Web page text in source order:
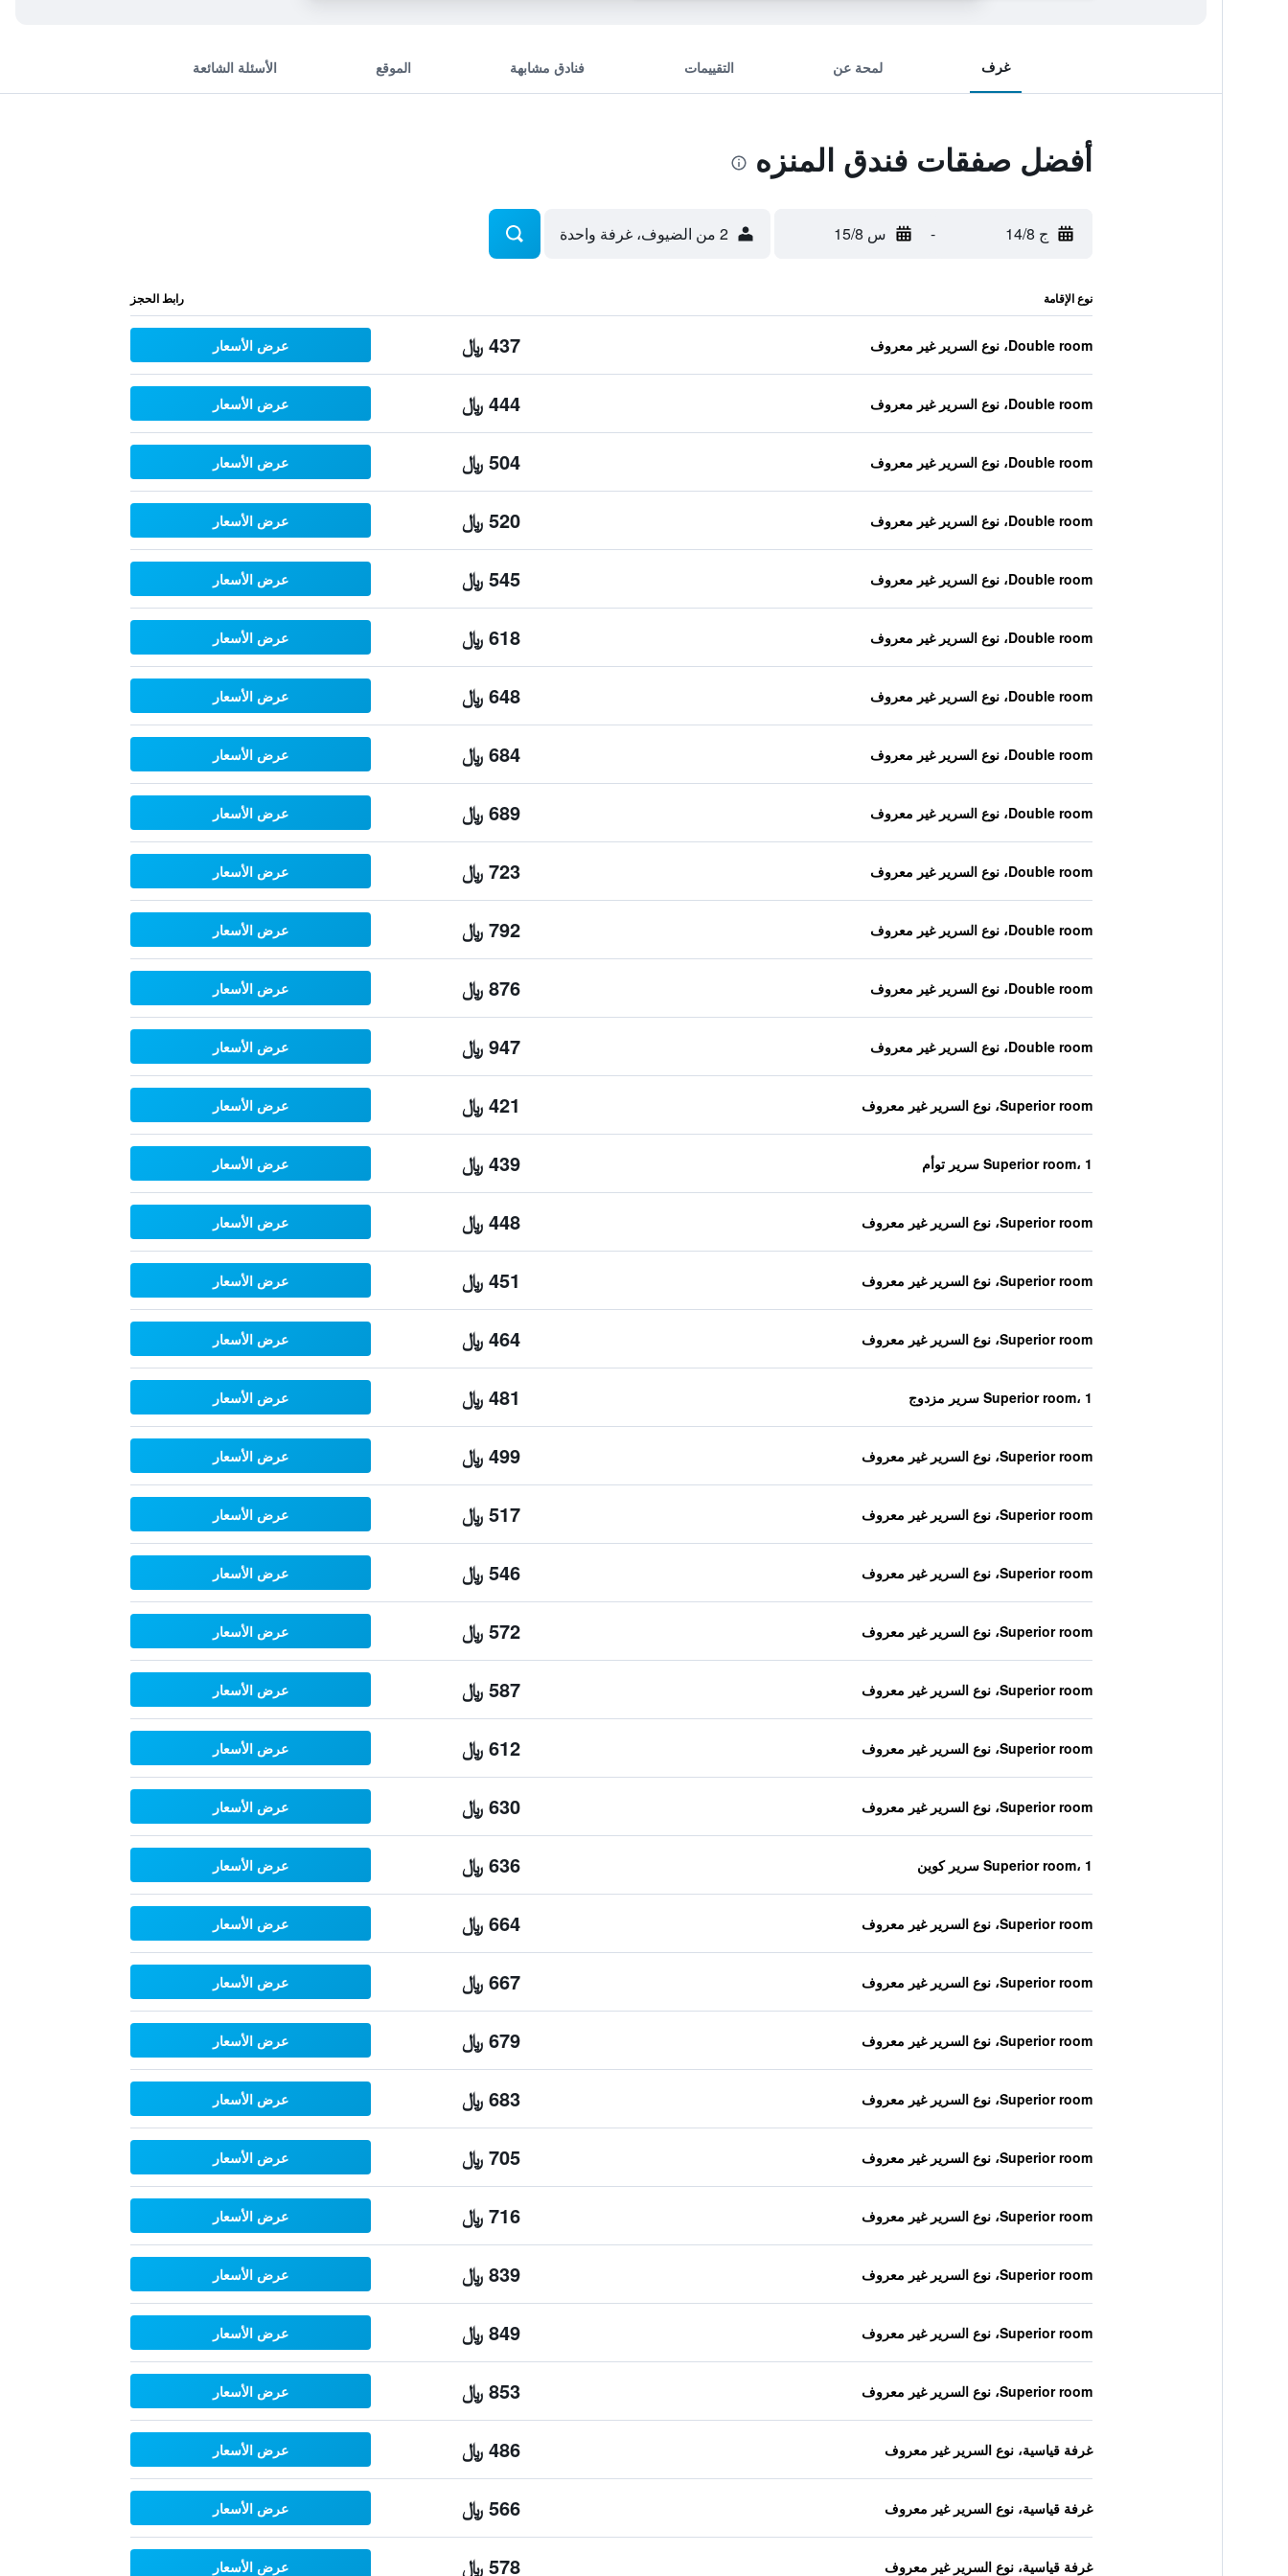
غرف لمحة عن التقييمات فنادق مشابهة الموقع الأسئلة الشائعة
أفضل صفقات فندق المنزه
ج 14/8 - س 15/8 2 من الضيوف، غرفة واحدة
نوع الإقامة رابط الحجز
Double room، نوع السرير غير معروف 437 ﷼ عرض الأسعار
Double room، نوع السرير غير معروف 444 ﷼ عرض الأسعار
Double room، نوع السرير غير معروف 504 ﷼ عرض الأسعار
Double room، نوع السرير غير معروف 520 ﷼ عرض الأسعار
Double room، نوع السرير غير معروف 545 ﷼ عرض الأسعار
Double room، نوع السرير غير معروف 618 ﷼ عرض الأسعار
Double room، نوع السرير غير معروف 648 ﷼ عرض الأسعار
Double room، نوع السرير غير معروف 684 ﷼ عرض الأسعار
Double room، نوع السرير غير معروف 689 ﷼ عرض الأسعار
Double room، نوع السرير غير معروف 723 ﷼ عرض الأسعار
Double room، نوع السرير غير معروف 792 ﷼ عرض الأسعار
Double room، نوع السرير غير معروف 876 ﷼ عرض الأسعار
Double room، نوع السرير غير معروف 947 ﷼ عرض الأسعار
Superior room، نوع السرير غير معروف 421 ﷼ عرض الأسعار
Superior room، 1 سرير توأم 439 ﷼ عرض الأسعار
Superior room، نوع السرير غير معروف 448 ﷼ عرض الأسعار
Superior room، نوع السرير غير معروف 451 ﷼ عرض الأسعار
Superior room، نوع السرير غير معروف 464 ﷼ عرض الأسعار
Superior room، 1 سرير مزدوج 481 ﷼ عرض الأسعار
Superior room، نوع السرير غير معروف 499 ﷼ عرض الأسعار
Superior room، نوع السرير غير معروف 517 ﷼ عرض الأسعار
Superior room، نوع السرير غير معروف 546 ﷼ عرض الأسعار
Superior room، نوع السرير غير معروف 572 ﷼ عرض الأسعار
Superior room، نوع السرير غير معروف 587 ﷼ عرض الأسعار
Superior room، نوع السرير غير معروف 612 ﷼ عرض الأسعار
Superior room، نوع السرير غير معروف 630 ﷼ عرض الأسعار
Superior room، 1 سرير كوين 636 ﷼ عرض الأسعار
Superior room، نوع السرير غير معروف 664 ﷼ عرض الأسعار
Superior room، نوع السرير غير معروف 667 ﷼ عرض الأسعار
Superior room، نوع السرير غير معروف 679 ﷼ عرض الأسعار
Superior room، نوع السرير غير معروف 683 ﷼ عرض الأسعار
Superior room، نوع السرير غير معروف 705 ﷼ عرض الأسعار
Superior room، نوع السرير غير معروف 716 ﷼ عرض الأسعار
Superior room، نوع السرير غير معروف 839 ﷼ عرض الأسعار
Superior room، نوع السرير غير معروف 849 ﷼ عرض الأسعار
Superior room، نوع السرير غير معروف 853 ﷼ عرض الأسعار
غرفة قياسية، نوع السرير غير معروف 486 ﷼ عرض الأسعار
غرفة قياسية، نوع السرير غير معروف 566 ﷼ عرض الأسعار
غرفة قياسية، نوع السرير غير معروف 578 ﷼ عرض الأسعار